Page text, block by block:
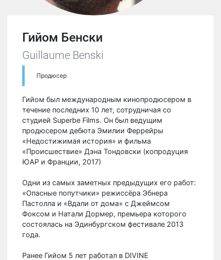
Гийом Бенски
Guillaume Benski
Продюсер
Гийом был международным кинопродюсером в
течение последних 10 лет, сотрудничая со
студией Superbe Films. Он был ведущим
продюсером дебюта Эмилии Феррейры
«Недостижимая история» и фильма
«Происшествие» Дэна Тондовски (копродуция
ЮАР и Франции, 2017)
Одни из самых заметных предыдущих его работ:
«Опасные попутчики» режиссёра Эбнера
Пастолла и «Вдали от дома» с Джеймсом
Фоксом и Натали Дормер, премьера которого
состоялась на Эдинбургском фестивале 2013
года.
Ранее Гийом 5 лет работал в DIVINE